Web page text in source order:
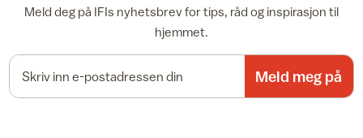
Meld deg på IFIs nyhetsbrev for tips, råd og inspirasjon til
hjemmet.
Meld meg på